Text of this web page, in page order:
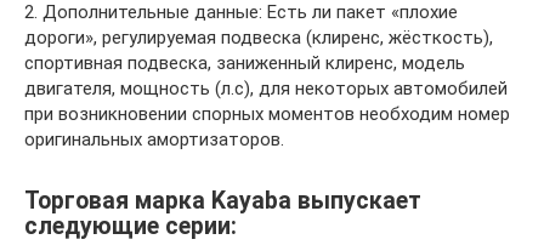
2. Дополнительные данные: Есть ли пакет «плохие
дороги», регулируемая подвеска (клиренс, жёсткость),
спортивная подвеска, заниженный клиренс, модель
двигателя, мощность (л.с), для некоторых автомобилей
при возникновении спорных моментов необходим номер
оригинальных амортизаторов.
Торговая марка Kayaba выпускает
следующие серии: